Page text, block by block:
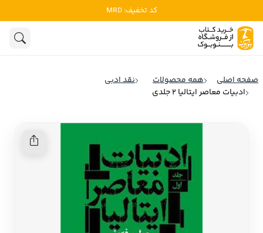
کد تخفیف: MRD
ادبیات
روانشناسی
تاریخ و سیاست
ادبیات ایتالیا
ادبیات روسیه
ادبیات آمریکای لاتین
ادبیات آلمان
صفحه اصلی همه محصولات
نقد ادبی
ادبیات معاصر ایتالیا 2 جلدی